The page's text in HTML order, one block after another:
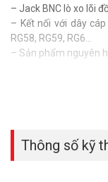
– Jack BNC lò xo lõi
– Kết nối với dây
RG58, RG59, RG6…
– Sản phẩm nguyên
Thông số kỹ